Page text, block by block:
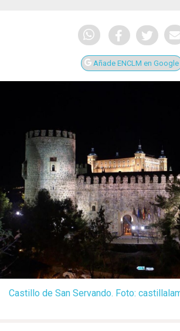
Añade ENCLM en Google
Castillo de San Servando. Foto: